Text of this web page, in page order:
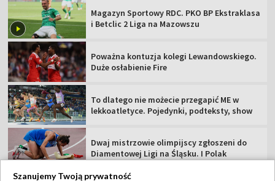
Dwaj mistrzowie olimpijscy zgłoszeni do
Argentyna się wyłamała. Oficjalne poparcie
Hurkacz zagra w 3. rundzie w Montealu. Z
Szanujemy Twoją prywatność